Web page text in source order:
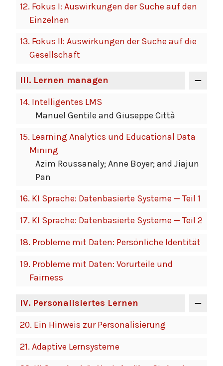
12. Fokus I: Auswirkungen der Suche auf den
Einzelnen
13. Fokus II: Auswirkungen der Suche auf die
Gesellschaft
III. Lernen managen
14. Intelligentes LMS
Manuel Gentile and Giuseppe Città
15. Learning Analytics und Educational Data
Mining
Azim Roussanaly; Anne Boyer; and Jiajun
Pan
16. KI Sprache: Datenbasierte Systeme — Teil 1
17. KI Sprache: Datenbasierte Systeme — Teil 2
18. Probleme mit Daten: Persönliche Identität
19. Probleme mit Daten: Vorurteile und
Fairness
IV. Personalisiertes Lernen
20. Ein Hinweis zur Personalisierung
21. Adaptive Lernsysteme